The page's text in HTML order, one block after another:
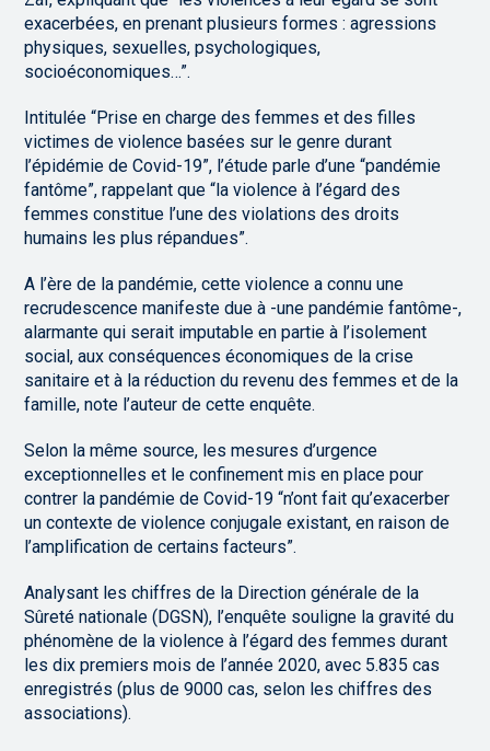
exacerbées, en prenant plusieurs formes : agressions
physiques, sexuelles, psychologiques,
socioéconomiques…”.
Intitulée “Prise en charge des femmes et des filles
victimes de violence basées sur le genre durant
l’épidémie de Covid-19”, l’étude parle d’une “pandémie
fantôme”, rappelant que “la violence à l’égard des
femmes constitue l’une des violations des droits
humains les plus répandues”.
A l’ère de la pandémie, cette violence a connu une
recrudescence manifeste due à -une pandémie fantôme-,
alarmante qui serait imputable en partie à l’isolement
social, aux conséquences économiques de la crise
sanitaire et à la réduction du revenu des femmes et de la
famille, note l’auteur de cette enquête.
Selon la même source, les mesures d’urgence
exceptionnelles et le confinement mis en place pour
contrer la pandémie de Covid-19 “n’ont fait qu’exacerber
un contexte de violence conjugale existant, en raison de
l’amplification de certains facteurs”.
Analysant les chiffres de la Direction générale de la
Sûreté nationale (DGSN), l’enquête souligne la gravité du
phénomène de la violence à l’égard des femmes durant
les dix premiers mois de l’année 2020, avec 5.835 cas
enregistrés (plus de 9000 cas, selon les chiffres des
associations).